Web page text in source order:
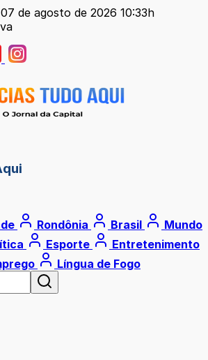
de agosto de 2026 10:33h
Rondônia Brasil
Mundo
Esporte
Entretenimento
Língua de Fogo